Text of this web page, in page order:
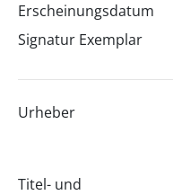
Erscheinungsdatum
Signatur Exemplar
Urheber
Titel- und